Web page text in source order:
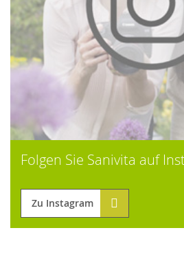
Folgen Sie Sanivita auf
Zu Instagram